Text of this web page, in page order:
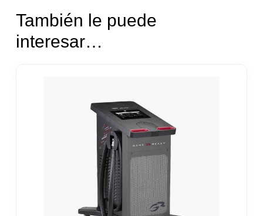
También le puede
interesar…